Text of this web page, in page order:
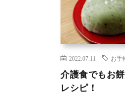
2022.07.11 お手
介護食でもお
レシピ！